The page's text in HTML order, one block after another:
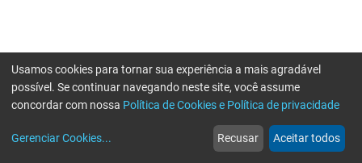
web
Notícias
more_horiz
Mais
Usamos cookies para tornar sua experiência a mais agradável
possível. Se continuar navegando neste site, você assume
concordar com nossa Política de Cookies e Política de privacidade
Gerenciar Cookies... Recusar Aceitar todos
Erro ao enviar informações, por favor tente novamente